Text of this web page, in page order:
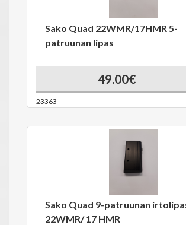
Sako Quad 22WMR/17HMR 5-
patruunan lipas
49.00€
23363
Sako Quad 9-patruunan
22WMR/ 17 HMR